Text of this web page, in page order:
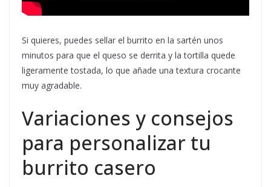
Si quieres, puedes sellar el burrito en la sartén unos
minutos para que el queso se derrita y la tortilla quede
ligeramente tostada, lo que añade una textura crocante
muy agradable.
Variaciones y consejos
para personalizar tu
burrito casero